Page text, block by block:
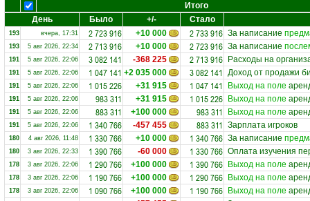
Итого
День
Было +/- Стало
193 вчера, 17:31 2 723 916 +10 000 2 733 916 За написание
193 5 авг 2026, 22:34 2 713 916 +10 000 2 723 916 За написание
191 5 авг 2026, 22:06 3 082 141 -368 225 2 713 916 Расходы на
191 5 авг 2026, 22:06 1 047 141 +2 035 000 3 082 141 Доход от продажи
191 5 авг 2026, 22:06 1 015 226 +31 915 1 047 141 Выход на поле
191 5 авг 2026, 22:06 983 311 +31 915 1 015 226 Выход на поле
191 5 авг 2026, 22:06 883 311 +100 000 983 311 Выход на поле
191 5 авг 2026, 22:06 1 340 766 -457 455 883 311 Зарплата игроков
180 4 авг 2026, 11:48 1 330 766 +10 000 1 340 766 За написание
180 3 авг 2026, 22:33 1 390 766 -60 000 1 330 766 Оплата изучения
178 3 авг 2026, 22:06 1 290 766 +100 000 1 390 766 Выход на поле
178 3 авг 2026, 22:06 1 190 766 +100 000 1 290 766 Выход на поле
178 3 авг 2026, 22:06 1 090 766 +100 000 1 190 766 Выход на поле